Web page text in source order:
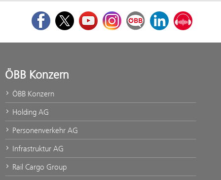
FacebookTwitterYoutubeInstagramÖBB Corporate Blog
LinkedInPodcast
ÖBB Konzern
ÖBB Konzern
Holding AG
Personenverkehr AG
Infrastruktur AG
Rail Cargo Group